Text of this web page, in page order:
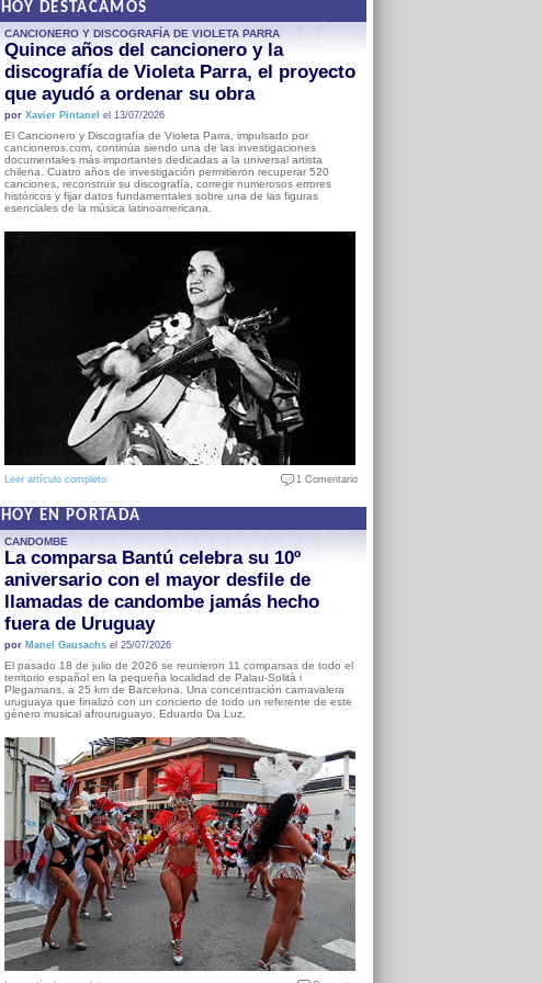
HOY DESTACAMOS
CANCIONERO Y DISCOGRAFÍA DE VIOLETA PARRA
Quince años del cancionero y la
discografía de Violeta Parra, el proyecto
que ayudó a ordenar su obra
por Xavier Pintanel el 13/07/2026
El Cancionero y Discografía de Violeta Parra, impulsado por
cancioneros.com, continúa siendo una de las investigaciones
documentales más importantes dedicadas a la universal artista
chilena. Cuatro años de investigación permitieron recuperar 520
canciones, reconstruir su discografía, corregir numerosos errores
históricos y fijar datos fundamentales sobre una de las figuras
esenciales de la música latinoamericana.
Leer artículo completo 1 Comentario
HOY EN PORTADA
CANDOMBE
La comparsa Bantú celebra su 10º
aniversario con el mayor desfile de
llamadas de candombe jamás hecho
fuera de Uruguay
por Manel Gausachsel 25/07/2026
El pasado 18 de julio de 2026 se reunieron 11 comparsas de todo el
territorio español en la pequeña localidad de Palau-Solità i
Plegamans, a 25 km de Barcelona. Una concentración carnavalera
uruguaya que finalizó con un concierto de todo un referente de este
género musical afrouruguayo, Eduardo Da Luz.